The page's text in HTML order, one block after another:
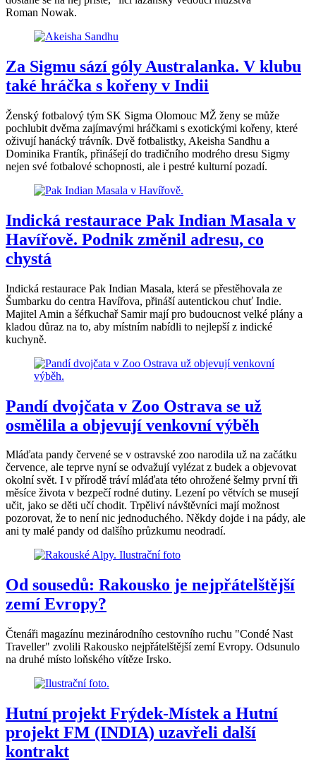
Roman Nowak.
Za Sigmu sází góly Australanka. V klubu
také hráčka s kořeny v Indii
Ženský fotbalový tým SK Sigma Olomouc MŽ ženy se může
pochlubit dvěma zajímavými hráčkami s exotickými kořeny, které
oživují hanácký trávník. Dvě fotbalistky, Akeisha Sandhu a
Dominika Frantík, přinášejí do tradičního modrého dresu Sigmy
nejen své fotbalové schopnosti, ale i pestré kulturní pozadí.
Indická restaurace Pak Indian Masala v
Havířově. Podnik změnil adresu, co
chystá
Indická restaurace Pak Indian Masala, která se přestěhovala ze
Šumbarku do centra Havířova, přináší autentickou chuť Indie.
Majitel Amin a šéfkuchař Samir mají pro budoucnost velké plány a
kladou důraz na to, aby místním nabídli to nejlepší z indické
kuchyně.
Pandí dvojčata v Zoo Ostrava se už
osmělila a objevují venkovní výběh
Mláďata pandy červené se v ostravské zoo narodila už na začátku
července, ale teprve nyní se odvažují vylézat z budek a objevovat
okolní svět. I v přírodě tráví mláďata této ohrožené šelmy první tři
měsíce života v bezpečí rodné dutiny. Lezení po větvích se musejí
učit, jako se děti učí chodit. Trpěliví návštěvníci mají možnost
pozorovat, že to není nic jednoduchého. Někdy dojde i na pády, ale
ani ty malé pandy od dalšího průzkumu neodradí.
Od sousedů: Rakousko je nejpřátelštější
zemí Evropy?
Čtenáři magazínu mezinárodního cestovního ruchu "Condé Nast
Traveller" zvolili Rakousko nejpřátelštější zemí Evropy. Odsunulo
na druhé místo loňského vítěze Irsko.
Hutní projekt Frýdek-Místek a Hutní
projekt FM (INDIA) uzavřeli další
kontrakt